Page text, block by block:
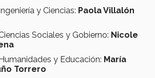
y Ciencias: Paola Villalón
Sociales y Gobierno: Nicole
y Educación: María
Torrero